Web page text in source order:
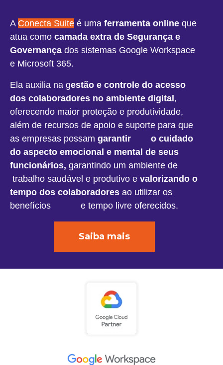
A Conecta Suite é uma ferramenta online que
atua como camada extra de Segurança e
Governança dos sistemas Google Workspace
e Microsoft 365.
Ela auxilia na gestão e controle do acesso
dos colaboradores no ambiente digital ,
oferecendo maior proteção e produtividade,
além de recursos de apoio e suporte para que
as empresas possam garantir o cuidado
do aspecto emocional e mental de seus
funcionários, garantindo um ambiente de
trabalho saudável e produtivo e valorizando o
tempo dos colaboradores ao utilizar os
benefícios e tempo livre oferecidos.
Saiba mais